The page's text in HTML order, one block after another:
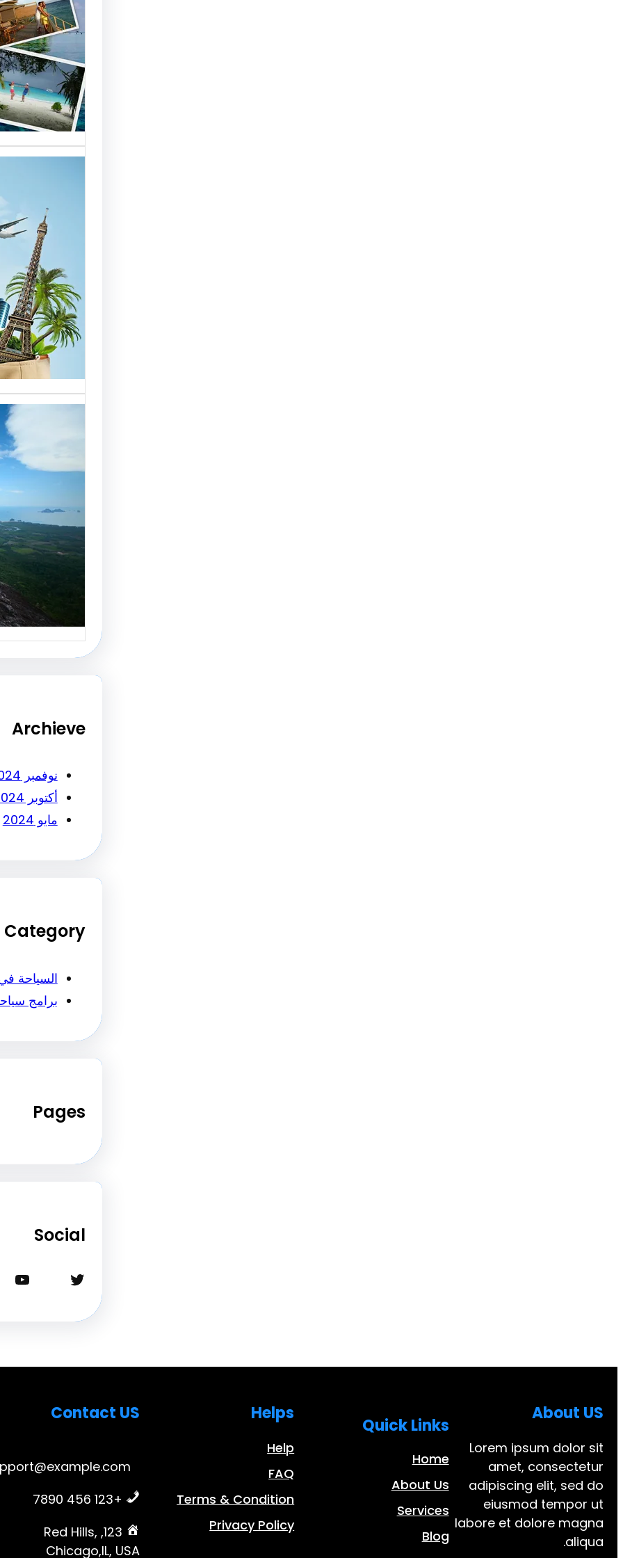
السوق
أسماء
تقدم
بمصر
شركات
خدمات
لجذب
النجاح
رقم
أساسي
النجاح…
Archieve
نوفمبر 2024
أكتوبر 2024
مايو 2024
Category
السياحة
برامج
Pages
Social
تويتر
يوتيوب
About US
Lorem ipsum dolor sit
amet, consectetur
adipiscing elit, sed do
eiusmod tempor ut
labore et dolore magna
aliqua.
Quick Links
Home
About Us
Services
Blog
Helps
Help
FAQ
Terms & Condition
Privacy Policy
Contact US
+123 456 7890
123, Red Hills,
Chicago,IL, USA